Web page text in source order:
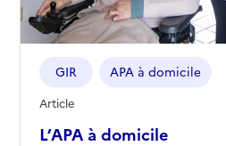
L’APA à domicile
GIR APA à domicile
Article